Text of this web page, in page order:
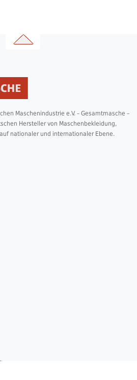
Maschenindustrie e.V. – Gesamtmasche –
Hersteller von Maschenbekleidung,
nationaler und internationaler Ebene.